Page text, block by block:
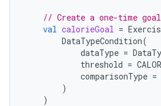
// Create a one-time
val calorieGoal =
DataTypeCondition(
dataType =
threshold =
comparisonType =
)
)